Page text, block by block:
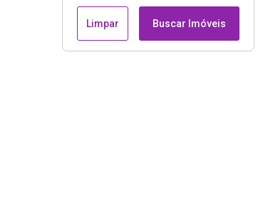
Limpar Buscar Imóveis